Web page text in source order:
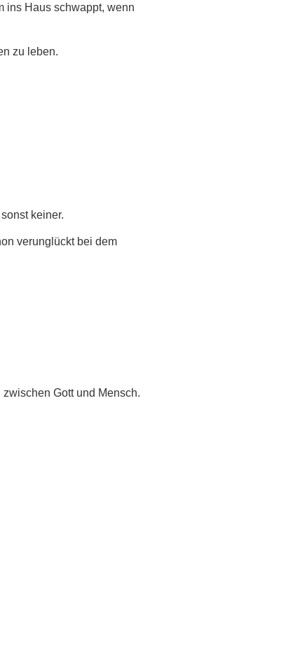
ins Haus schwappt, wenn
zu leben.
keiner.
verunglückt bei dem
Gott und Mensch.